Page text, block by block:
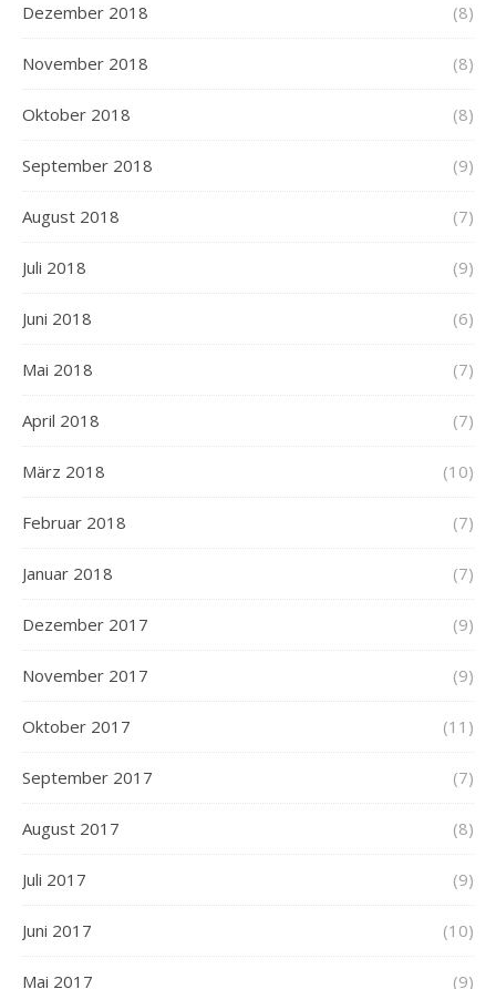
Dezember 2018 (8)
November 2018 (8)
Oktober 2018 (8)
September 2018 (9)
August 2018 (7)
Juli 2018 (9)
Juni 2018 (6)
Mai 2018 (7)
April 2018 (7)
März 2018 (10)
Februar 2018 (7)
Januar 2018 (7)
Dezember 2017 (9)
November 2017 (9)
Oktober 2017 (11)
September 2017 (7)
August 2017 (8)
Juli 2017 (9)
Juni 2017 (10)
Mai 2017 (9)